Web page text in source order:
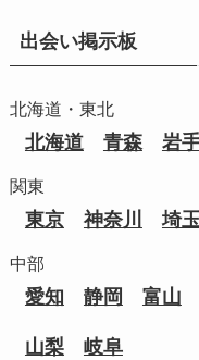
出会い掲示板
北海道・東北
北海道 青森 岩
関東
東京 神奈川 埼
中部
愛知 静岡 富山
山梨 岐阜